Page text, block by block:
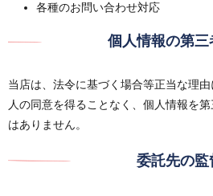
各種のお問い合わせ対応
個人情報の第三
当店は、法令に基づく場合等正当な理
人の同意を得ることなく、個人情報を
はありません。
委託先の監